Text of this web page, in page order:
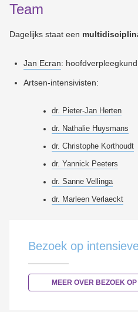
Team
Dagelijks staat een
Jan Ecran:
Artsen-intensivisten:
dr. Pieter-Jan Herten
dr. Nathalie Huysmans
dr. Christophe Korthoudt
dr. Yannick Peeters
dr. Sanne Vellinga
dr. Marleen Verlaeckt
Bezoek op
MEER OVER BEZOEK